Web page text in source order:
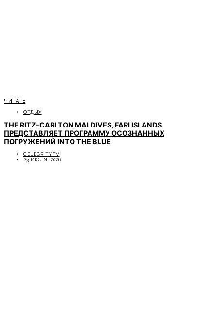
ЧИТАТЬ
ОТДЫХ
THE RITZ-CARLTON MALDIVES, FARI ISLANDS
ПРЕДСТАВЛЯЕТ ПРОГРАММУ ОСОЗНАННЫХ
ПОГРУЖЕНИЙ INTO THE BLUE
CELEBRITYTV
23 ИЮЛЯ, 2026